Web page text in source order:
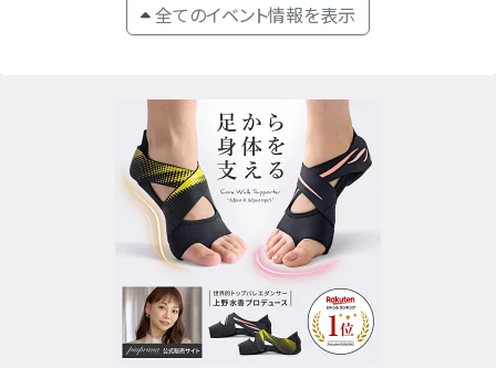
全てのイベント情報を表示